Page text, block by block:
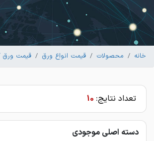
خانه محصولات قیمت انواع ورق قیمت ورق
تعداد نتایج: 10
دسته اصلی موجودی